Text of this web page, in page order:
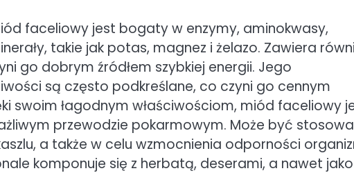
faceliowy jest bogaty w enzymy, aminokwasy,
takie jak potas, magnez i żelazo. Zawiera
go dobrym źródłem szybkiej energii. Jego
są często podkreślane, co czyni go cennym
swoim łagodnym właściwościom, miód faceliowy
przewodzie pokarmowym. Może być
a także w celu wzmocnienia odporności
komponuje się z herbatą, deserami, a nawet jako